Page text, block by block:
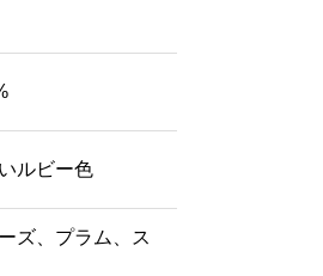
ルビー色
ズ、プラム、ス